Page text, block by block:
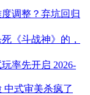
调整？弃坑回归
《斗战神》的，
率先开启 2026-
中式审美杀疯了